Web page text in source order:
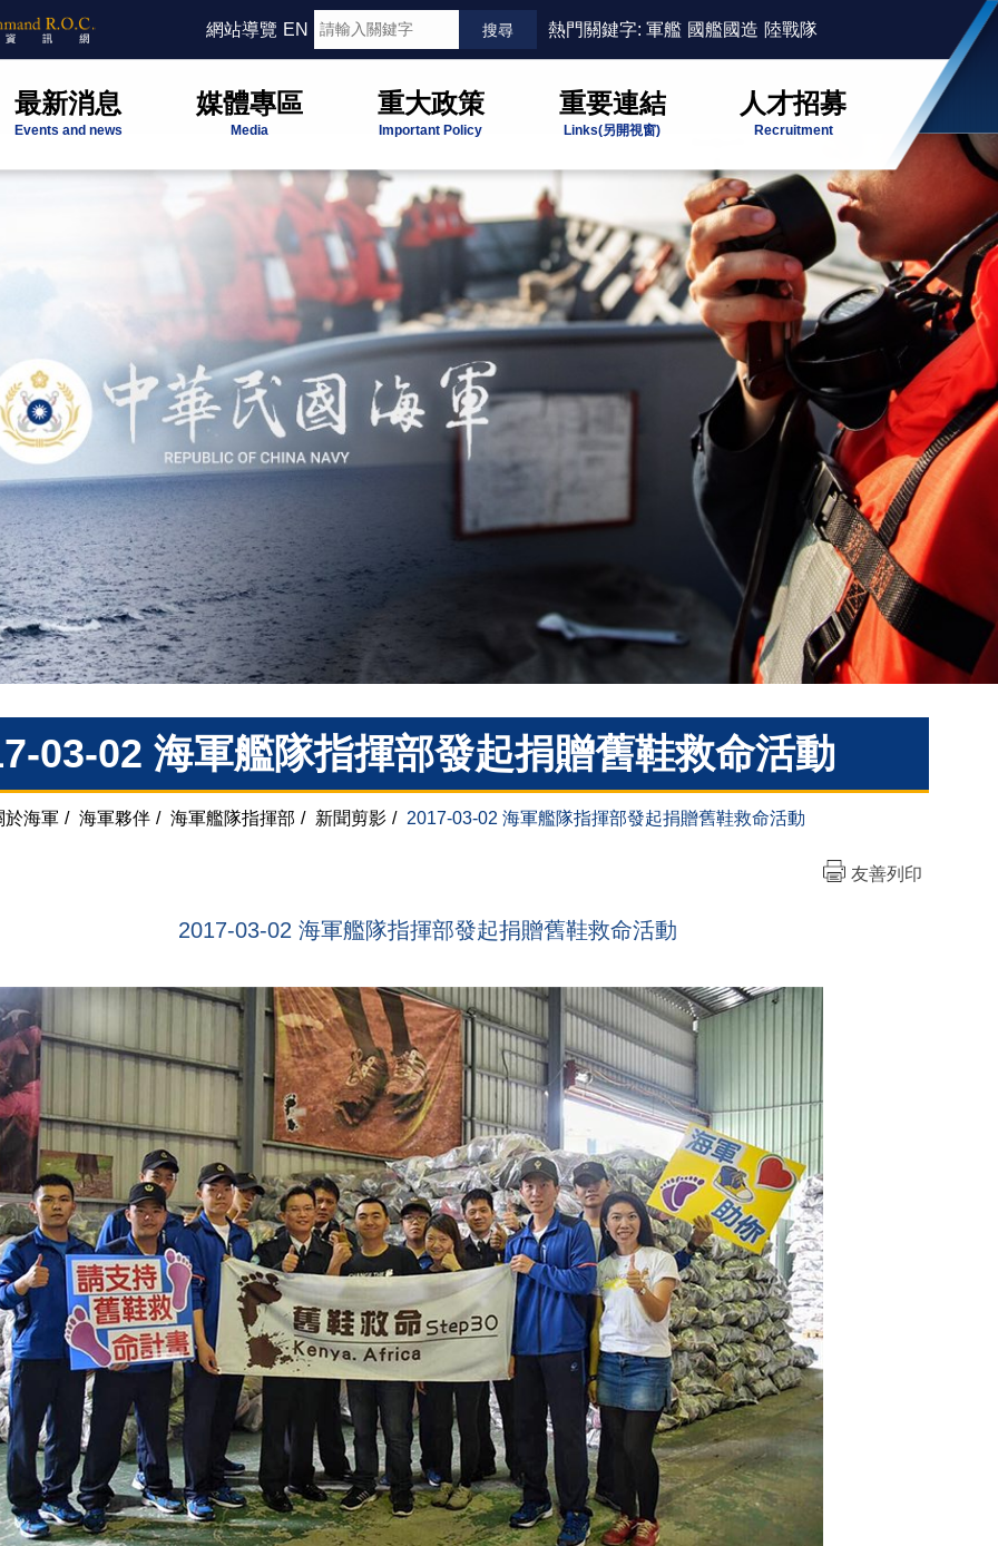
網站導覽 EN 熱門關鍵字: 軍艦 國艦國造 陸戰隊
最新消息
Events and news
媒體專區
Media
重大政策
Important Policy
重要連結
Links(另開視窗)
人才招募
Recruitment
03-02 海軍艦隊指揮部發起捐贈舊鞋救命活動
於海軍 / 海軍夥伴 / 海軍艦隊指揮部 / 新聞剪影 / 2017-03-02 海軍艦隊指揮部發起捐贈舊鞋救命活動
友善列印
2017-03-02 海軍艦隊指揮部發起捐贈舊鞋救命活動